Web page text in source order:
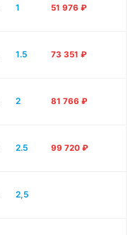
1 51 976 ₽
1.5 73 351 ₽
2 81 766 ₽
2.5 99 720 ₽
2,5